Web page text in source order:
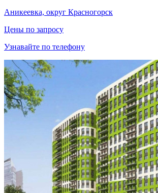
Аникеевка, округ Красногорск
Цены по запросу
Узнавайте по телефону